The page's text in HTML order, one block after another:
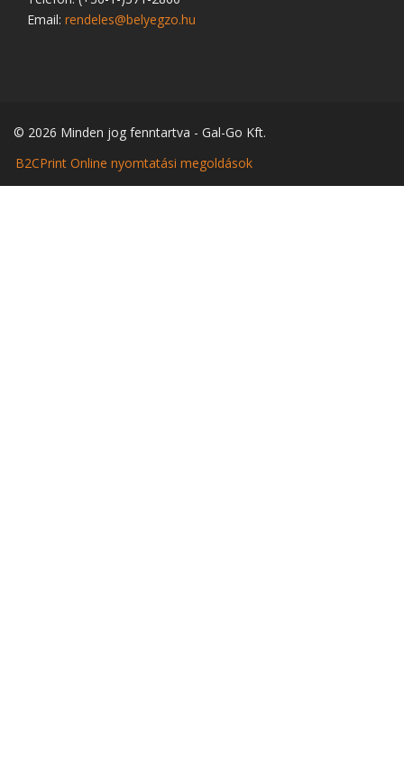
Email: rendeles@belyegzo.hu
© 2026 Minden jog fenntartva - Gal-Go Kft.
B2CPrint Online nyomtatási megoldások